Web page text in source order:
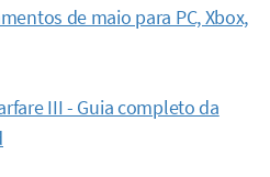
de maio para PC, Xbox,
III - Guia completo da